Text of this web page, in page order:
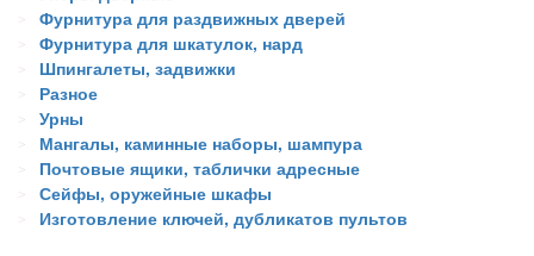
Фурнитура для раздвижных дверей
Фурнитура для шкатулок, нард
Шпингалеты, задвижки
Разное
Урны
Мангалы, каминные наборы, шампура
Почтовые ящики, таблички адресные
Сейфы, оружейные шкафы
Изготовление ключей, дубликатов пультов